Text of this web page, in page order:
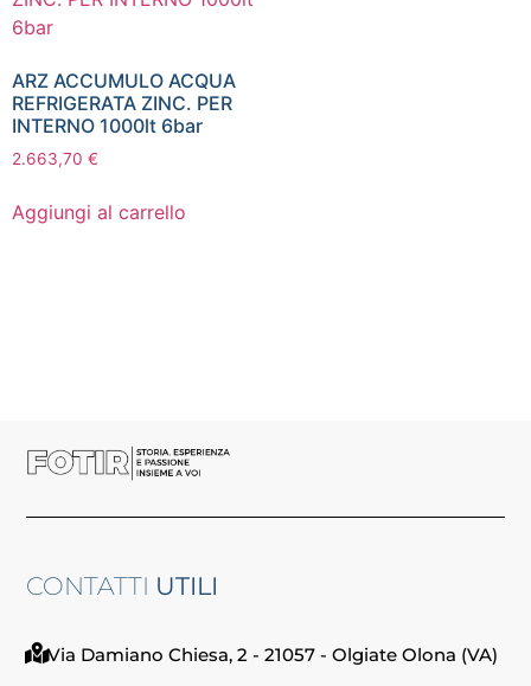
ARZ ACCUMULO ACQUA
REFRIGERATA ZINC. PER
INTERNO 1000lt 6bar
2.663,70 €
Aggiungi al carrello
CONTATTI UTILI
Via Damiano Chiesa, 2 - 21057 - Olgiate Olona (VA)